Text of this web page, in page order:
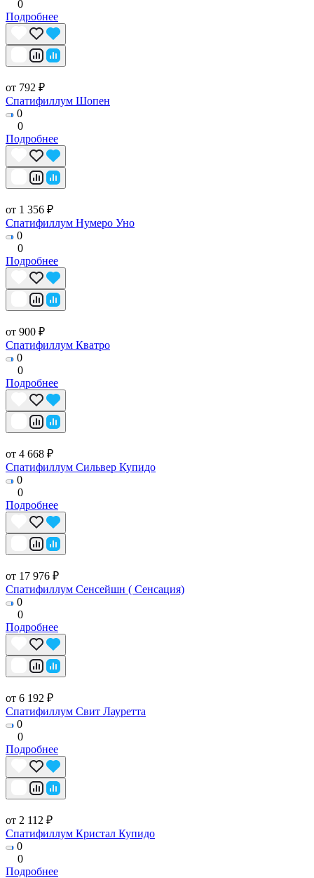
0
Подробнее
от 792 ₽
Спатифиллум Шопен
0
0
Подробнее
от 1 356 ₽
Спатифиллум Нумеро Уно
0
0
Подробнее
от 900 ₽
Спатифиллум Кватро
0
0
Подробнее
от 4 668 ₽
Спатифиллум Сильвер Купидо
0
0
Подробнее
от 17 976 ₽
Спатифиллум Сенсейшн ( Сенсация)
0
0
Подробнее
от 6 192 ₽
Спатифиллум Свит Лауретта
0
0
Подробнее
от 2 112 ₽
Спатифиллум Кристал Купидо
0
0
Подробнее